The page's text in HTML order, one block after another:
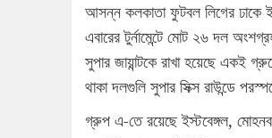
আসন্ন কলকাতা ফুটবল লিগের ঢাকে
এবারের টুর্নামেন্টে মোট ২৬ দল
সুপার জায়ান্টকে রাখা হয়েছে একই
থাকা দলগুলি সুপার সিক্স রাউন্ডে
গ্রুপ এ-তে রয়েছে ইস্টবেঙ্গল,